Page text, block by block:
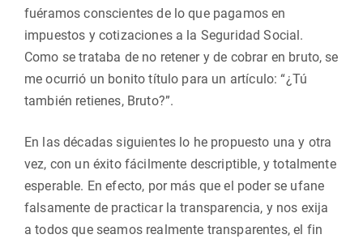
fuéramos conscientes de lo que pagamos en
impuestos y cotizaciones a la Seguridad Social.
Como se trataba de no retener y de cobrar en bruto, se
me ocurrió un bonito título para un artículo: “¿Tú
también retienes, Bruto?”.
En las décadas siguientes lo he propuesto una y otra
vez, con un éxito fácilmente descriptible, y totalmente
esperable. En efecto, por más que el poder se ufane
falsamente de practicar la transparencia, y nos exija
a todos que seamos realmente transparentes, el fin